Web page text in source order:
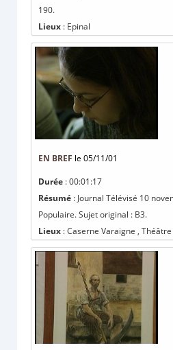
190.
Lieux : Epinal
EN BREF le 05/11/01
Durée : 00:01:17
Résumé : Journal Télévisé 10
Populaire. Sujet original : B3.
Lieux : Caserne Varaigne ,